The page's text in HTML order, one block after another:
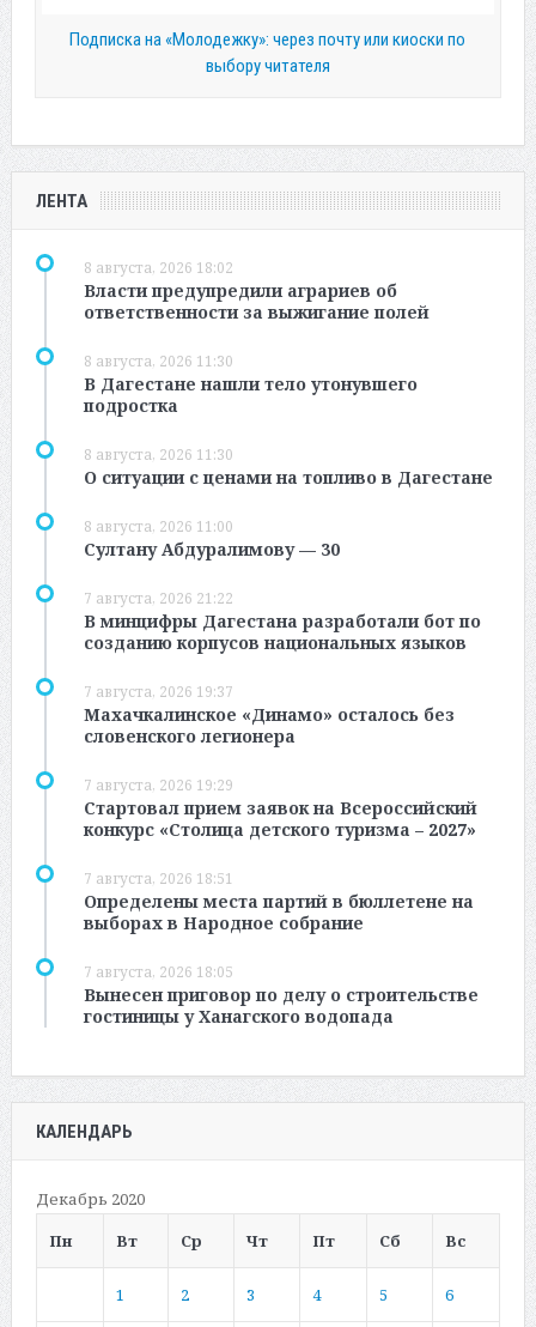
Подписка на «Молодежку»: через почту или киоски по
выбору читателя
ЛЕНТА
8 августа, 2026 18:02
Власти предупредили аграриев об
ответственности за выжигание полей
8 августа, 2026 11:30
В Дагестане нашли тело утонувшего
подростка
8 августа, 2026 11:30
О ситуации с ценами на топливо в Дагестане
8 августа, 2026 11:00
Султану Абдуралимову — 30
7 августа, 2026 21:22
В минцифры Дагестана разработали бот по
созданию корпусов национальных языков
7 августа, 2026 19:37
Махачкалинское «Динамо» осталось без
словенского легионера
7 августа, 2026 19:29
Стартовал прием заявок на Всероссийский
конкурс «Столица детского туризма – 2027»
7 августа, 2026 18:51
Определены места партий в бюллетене на
выборах в Народное собрание
7 августа, 2026 18:05
Вынесен приговор по делу о строительстве
гостиницы у Ханагского водопада
КАЛЕНДАРЬ
Декабрь 2020
Пн
Вт Ср Чт Пт Сб Вс
1 2 3 4 5 6